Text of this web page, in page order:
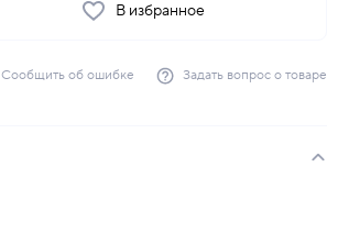
В избранное
Сообщить об ошибке Задать вопрос о товаре